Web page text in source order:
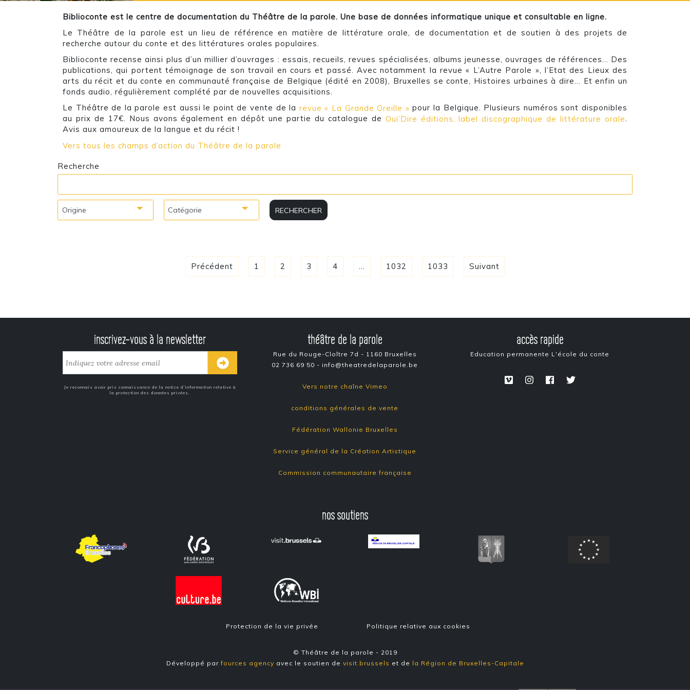
Biblioconte est le centre de documentation du Théâtre de la parole. Une base de données informatique unique et consultable en ligne.
Le Théâtre de la parole est un lieu de référence en matière de littérature orale, de documentation et de soutien à des projets de
recherche autour du conte et des littératures orales populaires.
Biblioconte recense ainsi plus d’un millier d’ouvrages : essais, recueils, revues spécialisées, albums jeunesse, ouvrages de références… Des
publications, qui portent témoignage de son travail en cours et passé. Avec notamment la revue « L’Autre Parole », l’Etat des Lieux des
arts du récit et du conte en communauté française de Belgique (édité en 2008), Bruxelles se conte, Histoires urbaines à dire… Et enfin un
fonds audio, régulièrement complété par de nouvelles acquisitions.
Le Théâtre de la parole est aussi le point de vente de la revue « La Grande Oreille » pour la Belgique. Plusieurs numéros sont disponibles
au prix de 17€. Nous avons également en dépôt une partie du catalogue de Oui’Dire éditions, label discographique de littérature orale.
Avis aux amoureux de la langue et du récit !
Vers tous les champs d’action du Théâtre de la parole
Recherche
RECHERCHER
Précédent 1 2 3 4 ... 1032 1033 Suivant
inscrivez-vous à la newsletter
Je reconnais avoir pris connaissance de la notice d’information relative à
la protection des données privées.
théâtre de la parole
Rue du Rouge-Cloître 7d - 1160 Bruxelles
02 736 69 50 - info@theatredelaparole.be
Vers notre chaîne Vimeo
conditions générales de vente
Fédération Wallonie Bruxelles
Service général de la Création Artistique
Commission communautaire française
accès rapide
Education permanente L'école du conte
nos soutiens
Protection de la vie privée Politique relative aux cookies
© Théâtre de la parole - 2019
Développé parfources agency avec le soutien de visit.brussels et de la Région de Bruxelles-Capitale